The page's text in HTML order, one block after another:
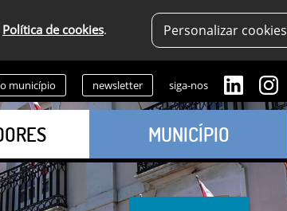
Política de cookies. Personalizar cookies
município newsletter siga-nos
MUNICÍPIO